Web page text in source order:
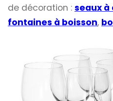
de décoration : seaux
fontaines à boisson,